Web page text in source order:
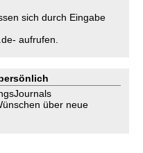
sich durch Eingabe
aufrufen.
über neue